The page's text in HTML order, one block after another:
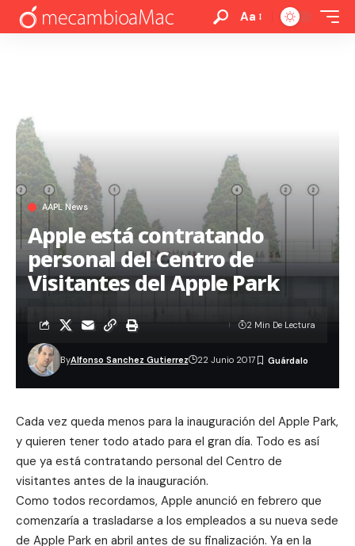
Aa
AAPL News
Apple está contratando
personal del Centro de
Visitantes del Apple Park
ByAlfonso Sanchez Gutierrez 22 Junio 2017
2 Min De Lectura
Cada vez queda menos para la inauguración del Apple Park,
y quieren tener todo atado para el gran día. Todo es así
que ya está contratando personal del Centro de
visitantes antes de la inauguración.
Como todos recordamos, Apple anunció en febrero que
comenzaría a trasladarse a los empleados a su nueva sede
de Apple Park en abril antes de su finalización. Ya en la